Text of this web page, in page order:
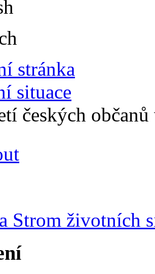
stránka
situace
českých
Strom životních